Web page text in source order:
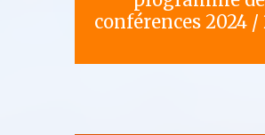
conférences 2024 /